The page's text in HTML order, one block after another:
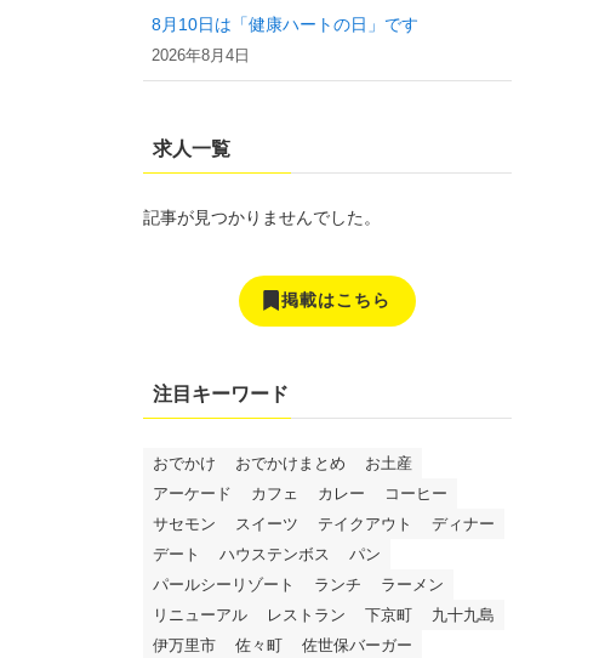
8月10日は「健康ハートの日」です
2026年8月4日
求人一覧
記事が見つかりませんでした。
掲載はこちら
注目キーワード
おでかけ おでかけまとめ
お土産
アーケード
カフェ カレー
コーヒー
サセモン
スイーツ テイクアウト
ディナー
デート
ハウステンボス
パン
パールシーリゾート
ランチ
ラーメン
リニューアル
レストラン 下京町
九十九島
伊万里市
佐々町
佐世保バーガー